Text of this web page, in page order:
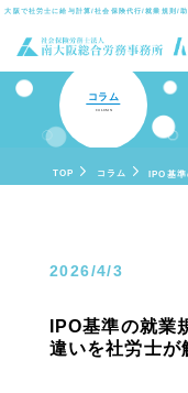
大阪で社労士に給与計算/社会保険代行/
TOP コラム IPO基
コラム
COLUMN
2026/4/3
IPO基準の就業
違いを社労士が